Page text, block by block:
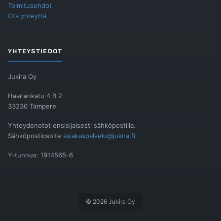
Toimitusehdot
Ota yhteyttä
YHTEYSTIEDOT
Jukira Oy
Haarlankatu 4 B 2
33230 Tampere
Yhteydenotot ensisijaisesti sähköpostilla.
Sähköpostiosoite asiakaspalvelu@jukira.fi
Y-tunnus: 1914565-6
© 2026 Jukira Oy